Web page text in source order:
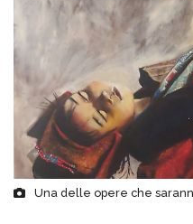
Una delle opere che